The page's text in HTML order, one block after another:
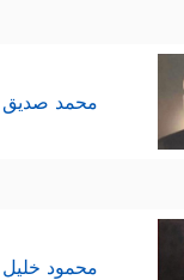
محمد صديق
محمود